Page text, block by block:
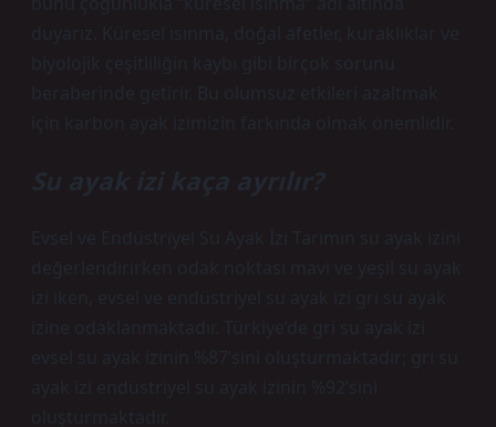
duyarız. Küresel ısınma, doğal afetler, kuraklıklar ve
biyolojik çeşitliliğin kaybı gibi birçok sorunu
beraberinde getirir. Bu olumsuz etkileri azaltmak
için karbon ayak izimizin farkında olmak önemlidir.
Su ayak izi kaça ayrılır?
Evsel ve Endüstriyel Su Ayak İzi Tarımın su ayak izini
değerlendirirken odak noktası mavi ve yeşil su ayak
izi iken, evsel ve endüstriyel su ayak izi gri su ayak
izine odaklanmaktadır. Türkiye’de gri su ayak izi
evsel su ayak izinin %87’sini oluşturmaktadır; gri su
ayak izi endüstriyel su ayak izinin %92’sini
oluşturmaktadır.